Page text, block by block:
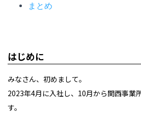
まとめ
はじめに
みなさん、初めまして。
2023年4月に入社し、10月から関西事業
す。